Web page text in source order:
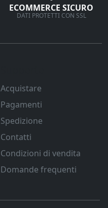
ECOMMERCE SICURO
DATI PROTETTI CON SSL
Acquistare
Pagamenti
Spedizione
Contatti
Condizioni di vendita
Domande frequenti